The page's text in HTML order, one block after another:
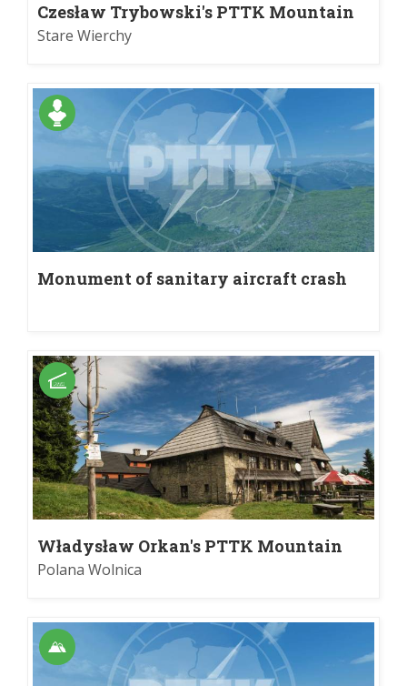
Czesław Trybowski's PTTK Mountain
Refuge by Stare Wierchy
Stare Wierchy
Monument of sanitary aircraft crash
Władysław Orkan's PTTK Mountain
Refuge on Turbacz
Polana Wolnica